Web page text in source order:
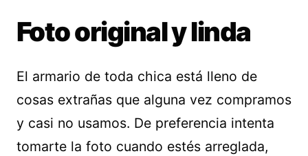
Foto original y linda
El armario de toda chica está lleno de
cosas extrañas que alguna vez compramos
y casi no usamos. De preferencia intenta
tomarte la foto cuando estés arreglada,